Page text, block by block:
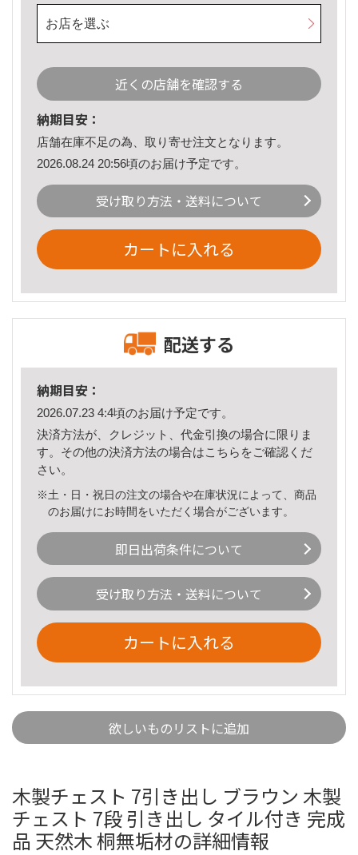
お店を選ぶ
近くの店舗を確認する
納期目安：
店舗在庫不足の為、取り寄せ注文となります。
2026.08.24 20:56頃のお届け予定です。
受け取り方法・送料について
カートに入れる
配送する
納期目安：
2026.07.23 4:4頃のお届け予定です。
決済方法が、クレジット、代金引換の場合に限りま
す。その他の決済方法の場合はこちら をご確認くだ
さい。
※土・日・祝日の注文の場合や在庫状況によって、商品
のお届けにお時間をいただく場合がございます。
即日出荷条件について
受け取り方法・送料について
カートに入れる
欲しいものリストに追加
木製チェスト 7引き出し ブラウン 木製
チェスト 7段 引き出し タイル付き 完成
品 天然木 桐無垢材の詳細情報